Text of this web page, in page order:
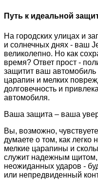
Путь к идеальной
На городских улицах и
и солнечных днях - ваш
великолепно. Но как
время? Ответ прост -
защитит ваш автомобиль
царапин и мелких
долговечность и
автомобиля.
Ваша защита – ваша
Вы, возможно,
думаете о том, как легко
мелкие царапины и
служит надежным
неожиданных ударов -
или непредвиденный